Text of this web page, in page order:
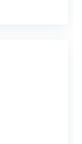
met